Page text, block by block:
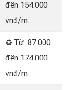
đến 154.000
vnđ/m
♻️ Từ 87.000
đến 174.000
vnđ/m